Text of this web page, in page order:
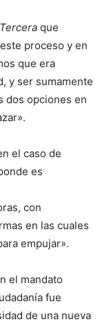
que
proceso y en
que era
y ser sumamente
dos opciones en
el caso de
es
con
en las cuales
empujar».
el mandato
fue
de una nueva